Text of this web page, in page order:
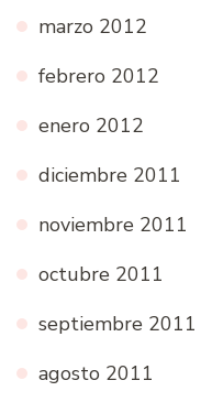
marzo 2012
febrero 2012
enero 2012
diciembre 2011
noviembre 2011
octubre 2011
septiembre 2011
agosto 2011